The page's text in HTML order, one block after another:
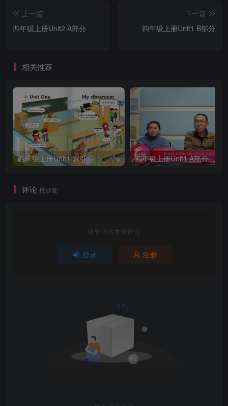
上一篇
四年级上册Unit2 A部分
下一篇
四年级上册Unit1 B部分
相关推荐
四年级上册Unit1 索引 四年级上册Unit1 A部分
评论 抢沙发
请登录后发表评论
登录 注册